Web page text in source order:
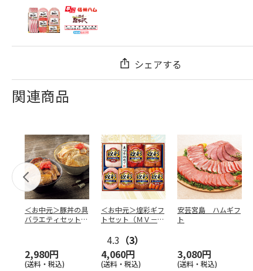
シェアする
関連商品
＜お中元＞豚丼の具
バラエティセット
2,980円
(送料・税込)
＜お中元＞煌彩ギフ
トセット（ＭＶ－５
4.3 （3）
4,060円
(送料・税込)
安芸宮島 ハムギフ
ト
3,080円
(送料・税込)